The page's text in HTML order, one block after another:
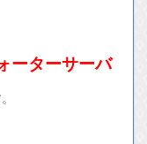
ーターサーバ